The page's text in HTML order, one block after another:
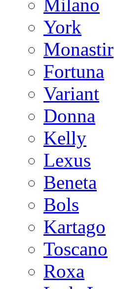
Milano
York
Monastir
Fortuna
Variant
Donna
Kelly
Lexus
Beneta
Bols
Kartago
Toscano
Roxa